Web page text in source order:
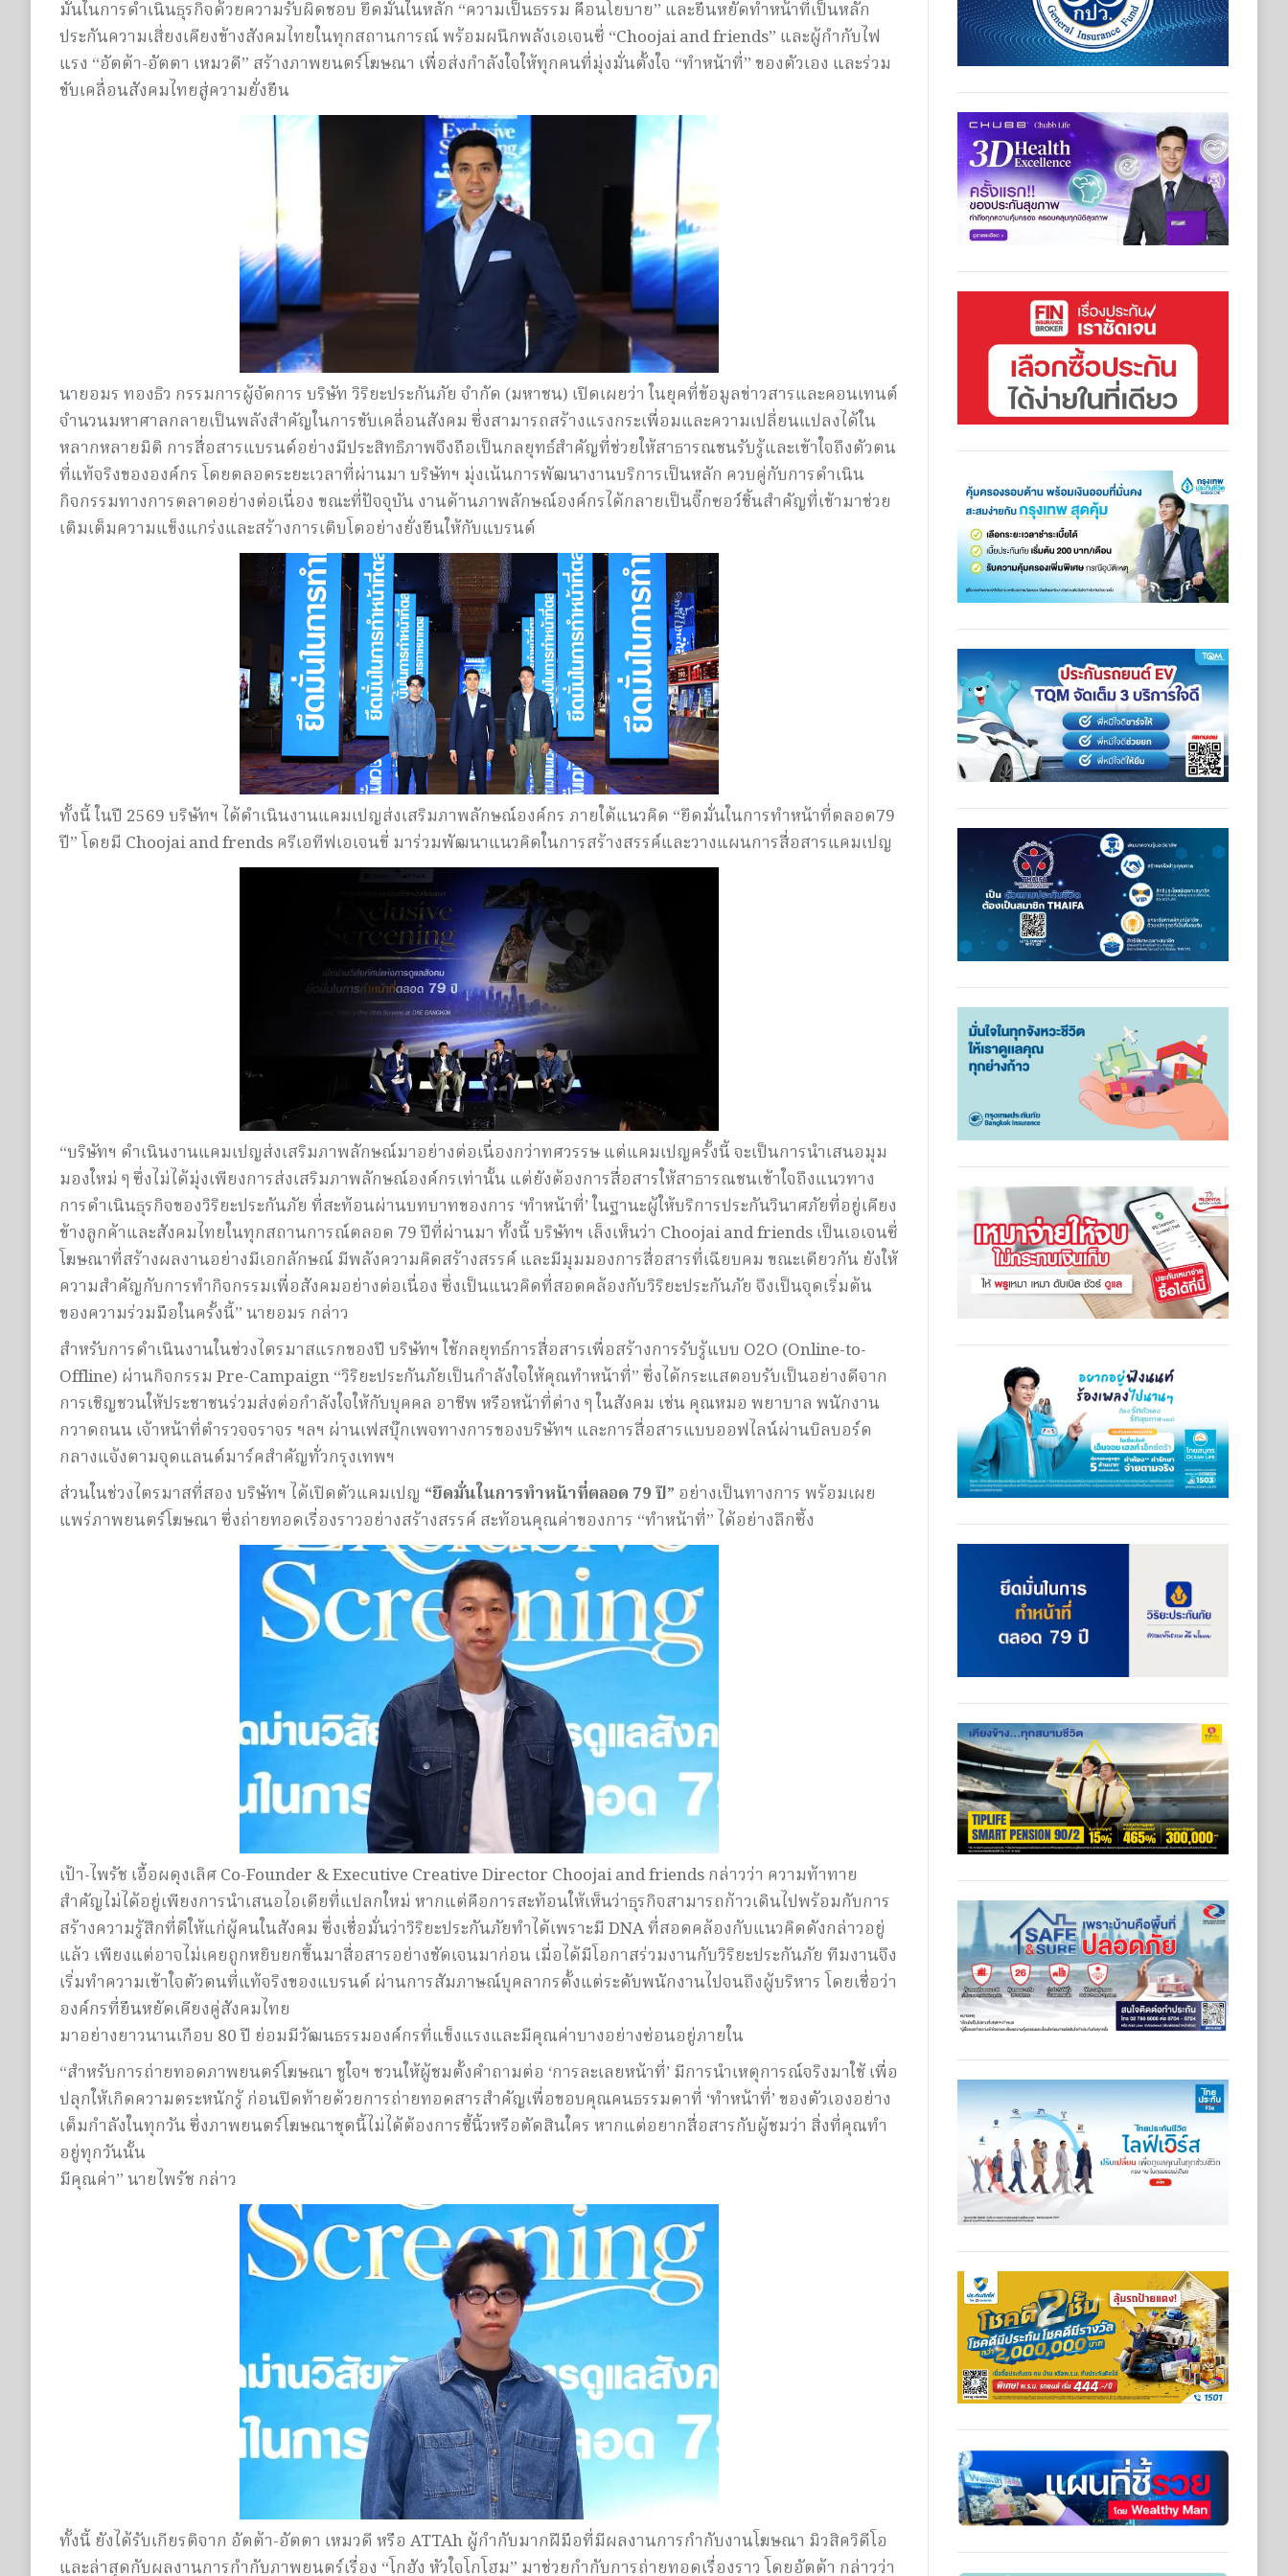
มั่นในการดำเนินธุรกิจด้วยความรับผิดชอบ ยึดมั่นในหลัก “ความเป็นธรรม คือนโยบาย” และยืนหยัดทำหน้าที่เป็นหลัก
ประกันความเสี่ยงเคียงข้างสังคมไทยในทุกสถานการณ์ พร้อมผนึกพลังเอเจนซี่ “Choojai and friends” และผู้กำกับไฟ
แรง “อัตต้า-อัตตา เหมวดี” สร้างภาพยนตร์โฆษณา เพื่อส่งกำลังใจให้ทุกคนที่มุ่งมั่นตั้งใจ “ทำหน้าที่” ของตัวเอง และร่วม
ขับเคลื่อนสังคมไทยสู่ความยั่งยืน
นายอมร ทองธิว กรรมการผู้จัดการ บริษัท วิริยะประกันภัย จำกัด (มหาชน) เปิดเผยว่า ในยุคที่ข้อมูลข่าวสารและคอนเทนต์
จำนวนมหาศาลกลายเป็นพลังสำคัญในการขับเคลื่อนสังคม ซึ่งสามารถสร้างแรงกระเพื่อมและความเปลี่ยนแปลงได้ใน
หลากหลายมิติ การสื่อสารแบรนด์อย่างมีประสิทธิภาพจึงถือเป็นกลยุทธ์สำคัญที่ช่วยให้สาธารณชนรับรู้และเข้าใจถึงตัวตน
ที่แท้จริงขององค์กร โดยตลอดระยะเวลาที่ผ่านมา บริษัทฯ มุ่งเน้นการพัฒนางานบริการเป็นหลัก ควบคู่กับการดำเนิน
กิจกรรมทางการตลาดอย่างต่อเนื่อง ขณะที่ปัจจุบัน งานด้านภาพลักษณ์องค์กรได้กลายเป็นจิ๊กซอว์ชิ้นสำคัญที่เข้ามาช่วย
เติมเต็มความแข็งแกร่งและสร้างการเติบโตอย่างยั่งยืนให้กับแบรนด์
ทั้งนี้ ในปี 2569 บริษัทฯ ได้ดำเนินงานแคมเปญส่งเสริมภาพลักษณ์องค์กร ภายใต้แนวคิด “ยึดมั่นในการทำหน้าที่ตลอด79
ปี” โดยมี Choojai and frends ครีเอทีฟเอเจนขี่ มาร่วมพัฒนาแนวคิดในการสร้างสรรค์และวางแผนการสื่อสารแคมเปญ
“บริษัทฯ ดำเนินงานแคมเปญส่งเสริมภาพลักษณ์มาอย่างต่อเนื่องกว่าทศวรรษ แต่แคมเปญครั้งนี้ จะเป็นการนำเสนอมุม
มองใหม่ ๆ ซึ่งไม่ได้มุ่งเพียงการส่งเสริมภาพลักษณ์องค์กรเท่านั้น แต่ยังต้องการสื่อสารให้สาธารณชนเข้าใจถึงแนวทาง
การดำเนินธุรกิจของวิริยะประกันภัย ที่สะท้อนผ่านบทบาทของการ ‘ทำหน้าที่’ ในฐานะผู้ให้บริการประกันวินาศภัยที่อยู่เคียง
ข้างลูกค้าและสังคมไทยในทุกสถานการณ์ตลอด 79 ปีที่ผ่านมา ทั้งนี้ บริษัทฯ เล็งเห็นว่า Choojai and friends เป็นเอเจนซี่
โฆษณาที่สร้างผลงานอย่างมีเอกลักษณ์ มีพลังความคิดสร้างสรรค์ และมีมุมมองการสื่อสารที่เฉียบคม ขณะเดียวกัน ยังให้
ความสำคัญกับการทำกิจกรรมเพื่อสังคมอย่างต่อเนื่อง ซึ่งเป็นแนวคิดที่สอดคล้องกับวิริยะประกันภัย จึงเป็นจุดเริ่มต้น
ของความร่วมมือในครั้งนี้” นายอมร กล่าว
สำหรับการดำเนินงานในช่วงไตรมาสแรกของปี บริษัทฯ ใช้กลยุทธ์การสื่อสารเพื่อสร้างการรับรู้แบบ O2O (Online-to-
Offline) ผ่านกิจกรรม Pre-Campaign “วิริยะประกันภัยเป็นกำลังใจให้คุณทำหน้าที่” ซึ่งได้กระแสตอบรับเป็นอย่างดีจาก
การเชิญชวนให้ประชาชนร่วมส่งต่อกำลังใจให้กับบุคคล อาชีพ หรือหน้าที่ต่าง ๆ ในสังคม เช่น คุณหมอ พยาบาล พนักงาน
กวาดถนน เจ้าหน้าที่ตำรวจจราจร ฯลฯ ผ่านเฟสบุ๊กเพจทางการของบริษัทฯ และการสื่อสารแบบออฟไลน์ผ่านบิลบอร์ด
กลางแจ้งตามจุดแลนด์มาร์คสำคัญทั่วกรุงเทพฯ
ส่วนในช่วงไตรมาสที่สอง บริษัทฯ ได้เปิดตัวแคมเปญ “ยึดมั่นในการทำหน้าที่ตลอด 79 ปี” อย่างเป็นทางการ พร้อมเผย
แพร่ภาพยนตร์โฆษณา ซึ่งถ่ายทอดเรื่องราวอย่างสร้างสรรค์ สะท้อนคุณค่าของการ “ทำหน้าที่” ได้อย่างลึกซึ้ง
เป้า-ไพรัช เอื้อผดุงเลิศ Co-Founder & Executive Creative Director Choojai and friends กล่าวว่า ความท้าทาย
สำคัญไม่ได้อยู่เพียงการนำเสนอไอเดียที่แปลกใหม่ หากแต่คือการสะท้อนให้เห็นว่าธุรกิจสามารถก้าวเดินไปพร้อมกับการ
สร้างความรู้สึกที่ดีให้แก่ผู้คนในสังคม ซึ่งเชื่อมั่นว่าวิริยะประกันภัยทำได้เพราะมี DNA ที่สอดคล้องกับแนวคิดดังกล่าวอยู่
แล้ว เพียงแต่อาจไม่เคยถูกหยิบยกขึ้นมาสื่อสารอย่างชัดเจนมาก่อน เมื่อได้มีโอกาสร่วมงานกับวิริยะประกันภัย ทีมงานจึง
เริ่มทำความเข้าใจตัวตนที่แท้จริงของแบรนด์ ผ่านการสัมภาษณ์บุคลากรตั้งแต่ระดับพนักงานไปจนถึงผู้บริหาร โดยเชื่อว่า
องค์กรที่ยืนหยัดเคียงคู่สังคมไทย
มาอย่างยาวนานเกือบ 80 ปี ย่อมมีวัฒนธรรมองค์กรที่แข็งแรงและมีคุณค่าบางอย่างซ่อนอยู่ภายใน
“สำหรับการถ่ายทอดภาพยนตร์โฆษณา ชูใจฯ ชวนให้ผู้ชมตั้งคำถามต่อ ‘การละเลยหน้าที่’ มีการนำเหตุการณ์จริงมาใช้ เพื่อ
ปลุกให้เกิดความตระหนักรู้ ก่อนปิดท้ายด้วยการถ่ายทอดสารสำคัญเพื่อขอบคุณคนธรรมดาที่ ‘ทำหน้าที่’ ของตัวเองอย่าง
เต็มกำลังในทุกวัน ซึ่งภาพยนตร์โฆษณาชุดนี้ไม่ได้ต้องการชี้นิ้วหรือตัดสินใคร หากแต่อยากสื่อสารกับผู้ชมว่า สิ่งที่คุณทำ
อยู่ทุกวันนั้น
มีคุณค่า” นายไพรัช กล่าว
ทั้งนี้ ยังได้รับเกียรติจาก อัตต้า-อัตตา เหมวดี หรือ ATTAh ผู้กำกับมากฝีมือที่มีผลงานการกำกับงานโฆษณา มิวสิควิดีโอ
และล่าสุดกับผลงานการกำกับภาพยนตร์เรื่อง “โกฮัง หัวใจโกโฮม” มาช่วยกำกับการถ่ายทอดเรื่องราว โดยอัตต้า กล่าวว่า